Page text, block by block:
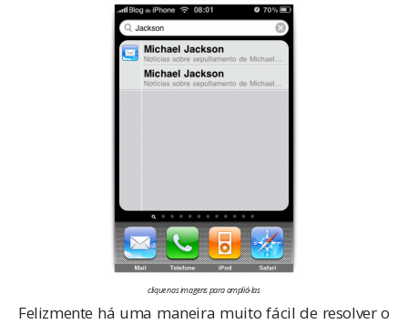
clique nas imagens para ampliá-las
Felizmente há uma maneira muito fácil de resolver o